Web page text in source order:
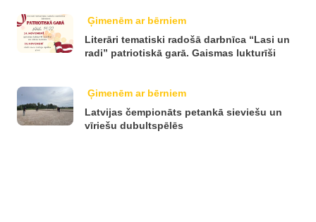
Ģimenēm ar bērniem
Literāri tematiski radošā darbnīca “Lasi un
radi” patriotiskā garā. Gaismas lukturīši
Ģimenēm ar bērniem
Latvijas čempionāts petankā sieviešu un
vīriešu dubultspēlēs